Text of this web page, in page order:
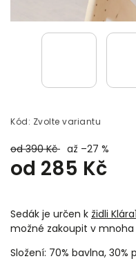
Kód: Zvolte variantu
od 390 Kč až –27 %
od 285 Kč
Sedák je určen k židli Klára1
možné zakoupit v
Složení: 70% bavlna, 30%